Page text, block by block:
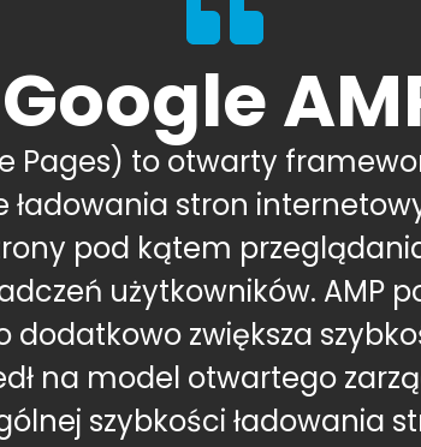
Google
Pages) to otwarty
ładowania stron
pod kątem
użytkowników. AMP
zwiększa
na model otwartego
szybkości